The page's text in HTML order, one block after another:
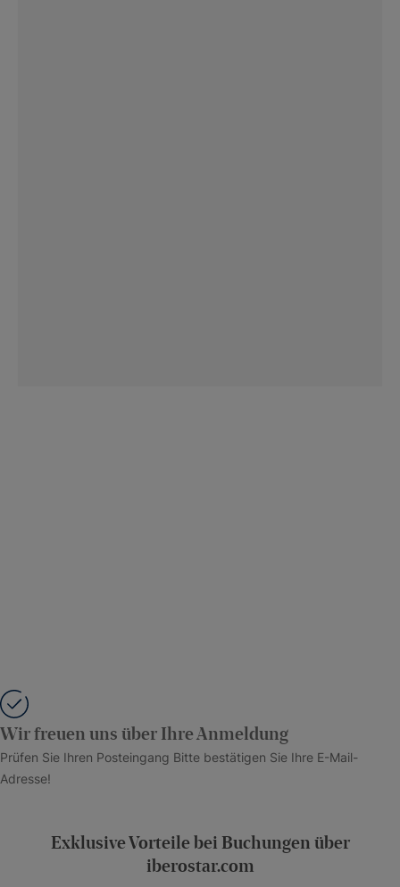
Wir freuen uns über Ihre Anmeldung
Prüfen Sie Ihren Posteingang Bitte bestätigen Sie Ihre E-Mail-
Adresse!
Exklusive Vorteile bei Buchungen über
iberostar.com